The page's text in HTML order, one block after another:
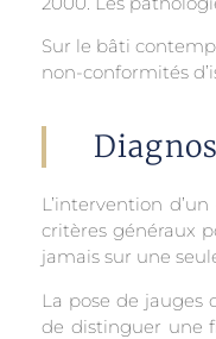
Sur le bâti
non-conformités
L’intervention
critères généraux
jamais sur une
La pose de jauges
de distinguer une